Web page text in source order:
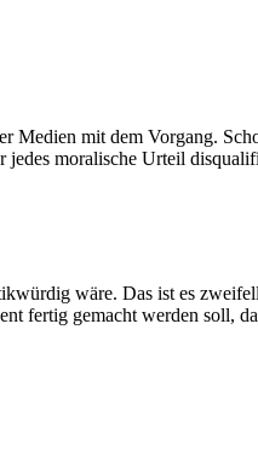
Medien mit dem Vorgang.
jedes moralische Urteil
wäre. Das ist es
fertig gemacht werden